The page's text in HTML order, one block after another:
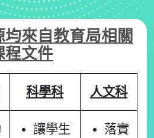
來自教育局相關
程文件
科學科 人文科
讓學生
落實